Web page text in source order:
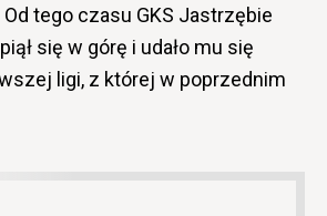
tego czasu GKS Jastrzębie
się w górę i udało mu się
ligi, z której w poprzednim